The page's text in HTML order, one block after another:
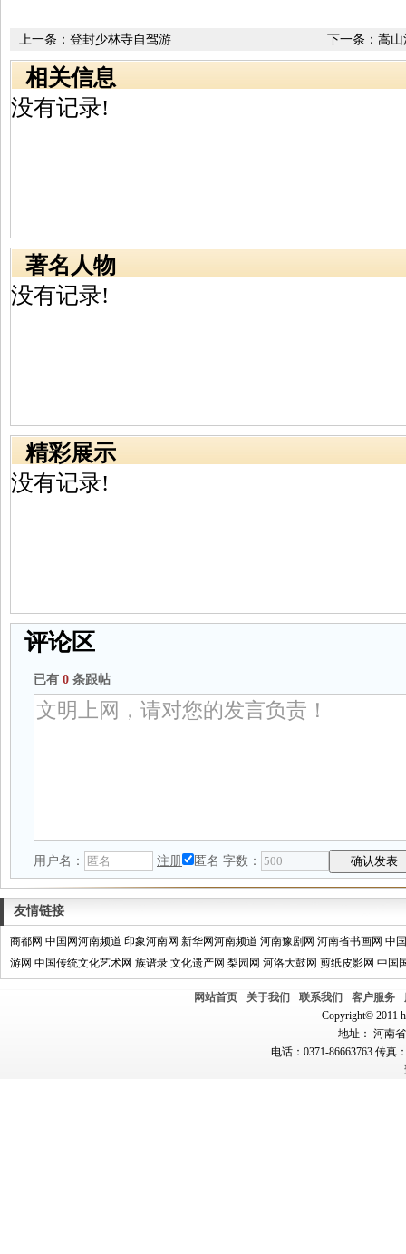
下一条： 嵩山
上一条： 登封少林寺自驾游
相关信息
没有记录!
著名人物
没有记录!
精彩展示
没有记录!
评论区
已有 0 条跟帖
用户名： 注册 匿名 字数：
友情链接
商都网 中国网河南频道 印象河南网 新华网河南频道 河南豫剧网 河南省书画网 中
游网 中国传统文化艺术网 族谱录 文化遗产网 梨园网 河洛大鼓网 剪纸皮影网 中国
网站首页 关于我们 联系我们 客户服务
Copyright© 2011
地址： 河南
电话：0371-86663763 传真